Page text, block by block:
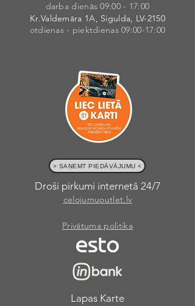
darba dienās 09:00 - 17:00
Kr.Valdemāra 1A, Sigulda, LV-2150
otdienas - piektdienas 09:00-17:00
> SAŅEMT PIEDĀVĀJUMU <
Droši pirkumi internetā 24/7
celojumuoutlet.lv
Privātuma politika
Lapas Karte